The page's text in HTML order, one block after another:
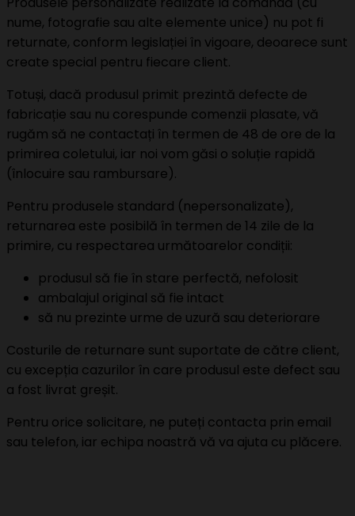
nume, fotografie sau alte elemente unice) nu pot fi
returnate, conform legislației în vigoare, deoarece sunt
create special pentru fiecare client.
Totuși, dacă produsul primit prezintă defecte de
fabricație sau nu corespunde comenzii plasate, vă
rugăm să ne contactați în termen de 48 de ore de la
primirea coletului, iar noi vom găsi o soluție rapidă
(înlocuire sau rambursare).
Pentru produsele standard (nepersonalizate),
returnarea este posibilă în termen de 14 zile de la
primire, cu respectarea următoarelor condiții:
produsul să fie în stare perfectă, nefolosit
ambalajul original să fie intact
să nu prezinte urme de uzură sau deteriorare
Costurile de returnare sunt suportate de către client,
cu excepția cazurilor în care produsul este defect sau
a fost livrat greșit.
Pentru orice solicitare, ne puteți contacta prin email
sau telefon, iar echipa noastră vă va ajuta cu plăcere.